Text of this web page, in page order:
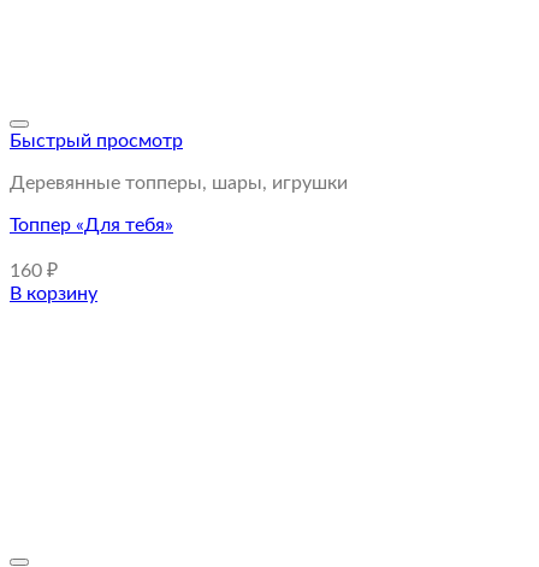
Быстрый просмотр
Деревянные топперы, шары, игрушки
Топпер «Для тебя»
160 ₽
В корзину